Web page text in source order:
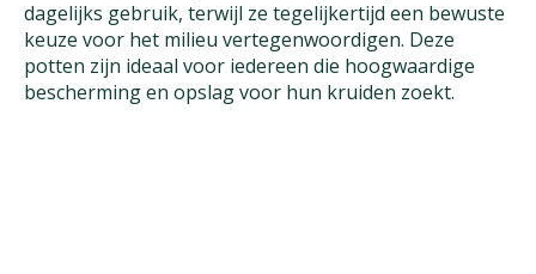
dagelijks gebruik, terwijl ze tegelijkertijd een bewuste
keuze voor het milieu vertegenwoordigen. Deze
potten zijn ideaal voor iedereen die hoogwaardige
bescherming en opslag voor hun kruiden zoekt.